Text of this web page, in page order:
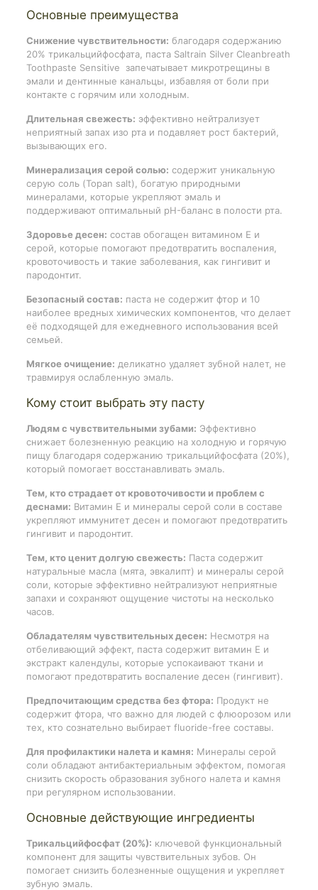
Основные преимущества
Снижение чувствительности: благодаря содержанию
20% трикальцийфосфата, паста Saltrain Silver Cleanbreath
Toothpaste Sensitive запечатывает микротрещины в
эмали и дентинные канальцы, избавляя от боли при
контакте с горячим или холодным.
Длительная свежесть: эффективно нейтрализует
неприятный запах изо рта и подавляет рост бактерий,
вызывающих его.
Минерализация серой солью: содержит уникальную
серую соль (Topan salt), богатую природными
минералами, которые укрепляют эмаль и
поддерживают оптимальный pH-баланс в полости рта.
Здоровье десен: состав обогащен витамином E и
серой, которые помогают предотвратить воспаления,
кровоточивость и такие заболевания, как гингивит и
пародонтит.
Безопасный состав: паста не содержит фтор и 10
наиболее вредных химических компонентов, что делает
её подходящей для ежедневного использования всей
семьей.
Мягкое очищение: деликатно удаляет зубной налет, не
травмируя ослабленную эмаль.
Кому стоит выбрать эту пасту
Людям с чувствительными зубами: Эффективно
снижает болезненную реакцию на холодную и горячую
пищу благодаря содержанию трикальцийфосфата (20%),
который помогает восстанавливать эмаль.
Тем, кто страдает от кровоточивости и проблем с
деснами: Витамин E и минералы серой соли в составе
укрепляют иммунитет десен и помогают предотвратить
гингивит и пародонтит.
Тем, кто ценит долгую свежесть: Паста содержит
натуральные масла (мята, эвкалипт) и минералы серой
соли, которые эффективно нейтрализуют неприятные
запахи и сохраняют ощущение чистоты на несколько
часов.
Обладателям чувствительных десен: Несмотря на
отбеливающий эффект, паста содержит витамин E и
экстракт календулы, которые успокаивают ткани и
помогают предотвратить воспаление десен (гингивит).
Предпочитающим средства без фтора: Продукт не
содержит фтора, что важно для людей с флюорозом или
тех, кто сознательно выбирает fluoride-free составы.
Для профилактики налета и камня: Минералы серой
соли обладают антибактериальным эффектом, помогая
снизить скорость образования зубного налета и камня
при регулярном использовании.
Основные действующие ингредиенты
Трикальцийфосфат (20%): ключевой функциональный
компонент для защиты чувствительных зубов. Он
помогает снизить болезненные ощущения и укрепляет
зубную эмаль.